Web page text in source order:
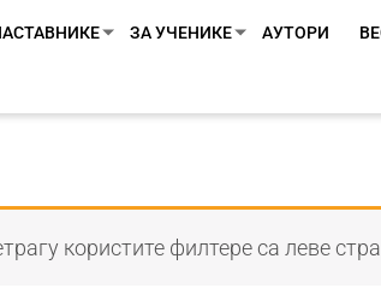
ЗА УЧЕНИКЕ АУТОРИ
користите филтере са леве